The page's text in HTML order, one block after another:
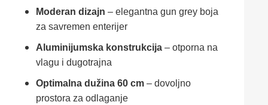
Moderan dizajn – elegantna gun grey boja
za savremen enterijer
Aluminijumska konstrukcija – otporna na
vlagu i dugotrajna
Optimalna dužina 60 cm – dovoljno
prostora za odlaganje